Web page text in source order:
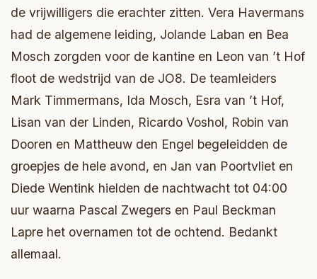
de vrijwilligers die erachter zitten. Vera Havermans
had de algemene leiding, Jolande Laban en Bea
Mosch zorgden voor de kantine en Leon van ’t Hof
floot de wedstrijd van de JO8. De teamleiders
Mark Timmermans, Ida Mosch, Esra van ’t Hof,
Lisan van der Linden, Ricardo Voshol, Robin van
Dooren en Mattheuw den Engel begeleidden de
groepjes de hele avond, en Jan van Poortvliet en
Diede Wentink hielden de nachtwacht tot 04:00
uur waarna Pascal Zwegers en Paul Beckman
Lapre het overnamen tot de ochtend. Bedankt
allemaal.